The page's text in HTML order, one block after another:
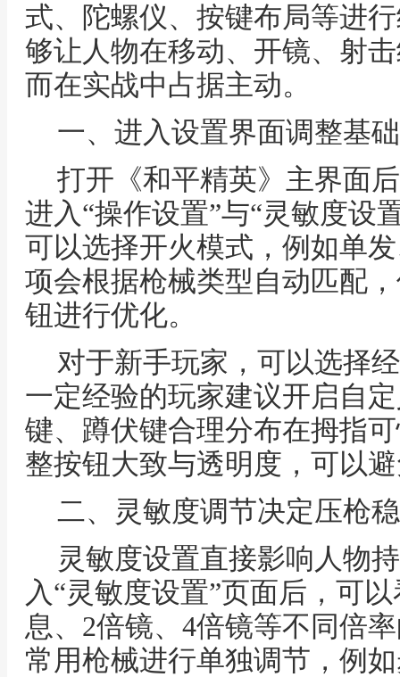
式、陀螺仪、按键布局等进
够让人物在移动、开镜、射
而在实战中占据主动。
一、进入设置界面调整基
打开《和平精英》主界面
进入“操作设置”与“灵敏度设
可以选择开火模式，例如单
项会根据枪械类型自动匹配
钮进行优化。
对于新手玩家，可以选择
一定经验的玩家建议开启自
键、蹲伏键合理分布在拇指
整按钮大致与透明度，可以
二、灵敏度调节决定压枪
灵敏度设置直接影响人物
入“灵敏度设置”页面后，可
息、2倍镜、4倍镜等不同倍
常用枪械进行单独调节，例